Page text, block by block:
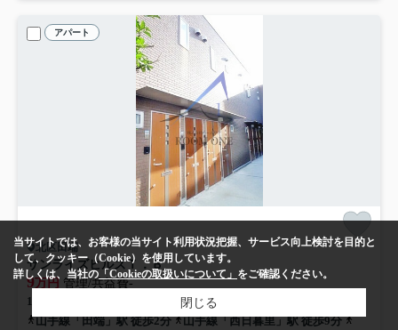
アパート
北区田端
サンライズヒルズＴ．Ｂ
9万円 管理/共益費-
1階 / 24.58㎡ / 1K /築14年
山手線「田端」駅 徒歩2分
山手線「西日暮里」駅 徒歩9分 山手線
当サイトでは、お客様の当サイト利用状況把握、サービス向上検討を目的と
して、クッキー（Cookie）を使用しています。
詳しくは、当社の 「Cookieの取扱いについて」 をご確認ください。
閉じる